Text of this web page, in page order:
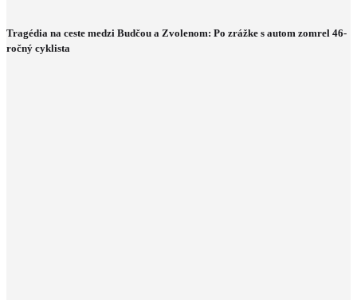
Tragédia na ceste medzi Budčou a Zvolenom: Po zrážke s autom zomrel 46-
ročný cyklista